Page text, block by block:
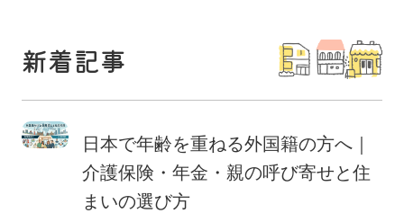
新着記事
日本で年齢を重ねる外国籍の方へ｜
介護保険・年金・親の呼び寄せと住
まいの選び方